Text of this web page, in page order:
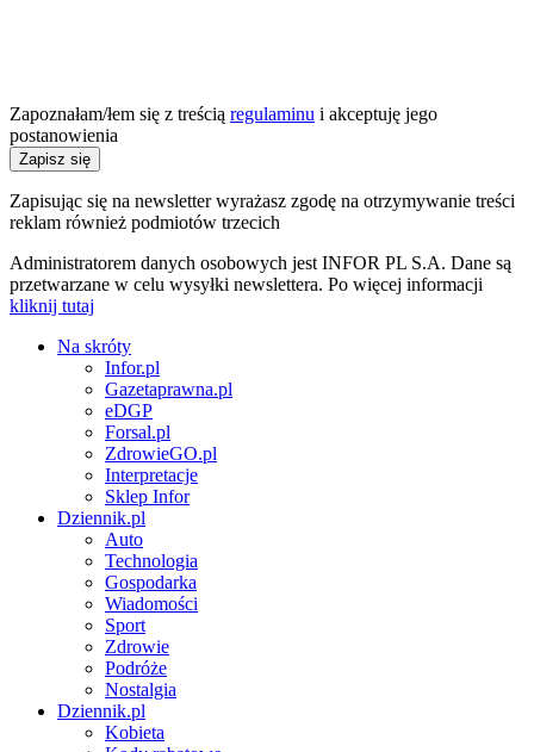
Zapoznałam/łem się z treścią regulaminu i akceptuję jego
postanowienia
Zapisz się
Zapisując się na newsletter wyrażasz zgodę na otrzymywanie treści
reklam również podmiotów trzecich
Administratorem danych osobowych jest INFOR PL S.A. Dane są
przetwarzane w celu wysyłki newslettera. Po więcej informacji
kliknij tutaj
Na skróty
Infor.pl
Gazetaprawna.pl
eDGP
Forsal.pl
ZdrowieGO.pl
Interpretacje
Sklep Infor
Dziennik.pl
Auto
Technologia
Gospodarka
Wiadomości
Sport
Zdrowie
Podróże
Nostalgia
Dziennik.pl
Kobieta